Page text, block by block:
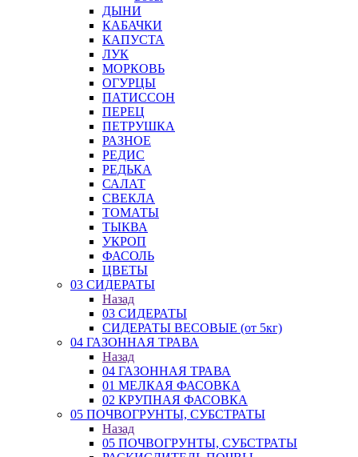
ДЫНИ
КАБАЧКИ
КАПУСТА
ЛУК
МОРКОВЬ
ОГУРЦЫ
ПАТИССОН
ПЕРЕЦ
ПЕТРУШКА
РАЗНОЕ
РЕДИС
РЕДЬКА
САЛАТ
СВЕКЛА
ТОМАТЫ
ТЫКВА
УКРОП
ФАСОЛЬ
ЦВЕТЫ
03 СИДЕРАТЫ
Назад
03 СИДЕРАТЫ
СИДЕРАТЫ ВЕСОВЫЕ (от 5кг)
04 ГАЗОННАЯ ТРАВА
Назад
04 ГАЗОННАЯ ТРАВА
01 МЕЛКАЯ ФАСОВКА
02 КРУПНАЯ ФАСОВКА
05 ПОЧВОГРУНТЫ, СУБСТРАТЫ
Назад
05 ПОЧВОГРУНТЫ, СУБСТРАТЫ